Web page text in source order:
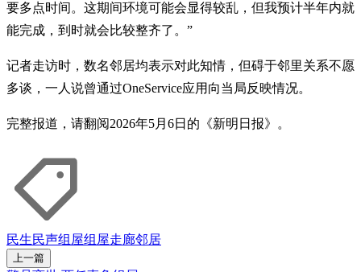
要多点时间。这期间环境可能会显得较乱，但我预计半年内就
能完成，到时就会比较整齐了。”
记者走访时，数名邻居均表示对此知情，但碍于邻里关系不愿
多谈，一人说曾通过OneService应用向当局反映情况。
完整报道，请翻阅2026年5月6日的《新明日报》。
民生民声组屋组屋走廊邻居
上一篇